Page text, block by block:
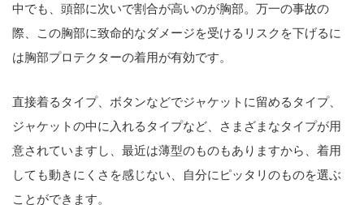
中でも、頭部に次いで割合が高いのが胸部。万一の事故の
際、この胸部に致命的なダメージを受けるリスクを下げるに
は胸部プロテクターの着用が有効です。
直接着るタイプ、ボタンなどでジャケットに留めるタイプ、
ジャケットの中に入れるタイプなど、さまざまなタイプが用
意されていますし、最近は薄型のものもありますから、着用
しても動きにくさを感じない、自分にピッタリのものを選ぶ
ことができます。